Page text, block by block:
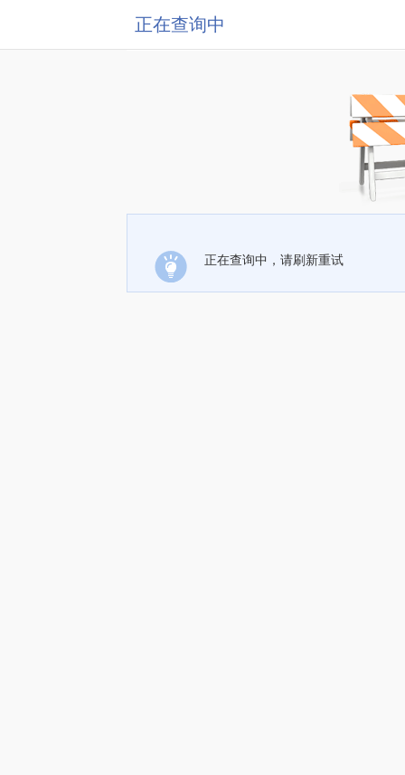
正在查询中
正在查询中，请刷新重试